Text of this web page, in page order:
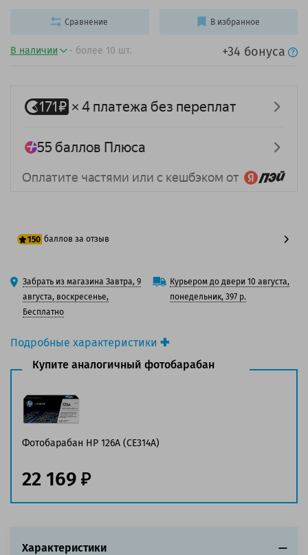
Подробные характеристики
Производитель принтера:HP
Вид товара:Фотобарабан
Оригинальность:
Аналог:HP 126А (CE314A)
Цвет:Голубой / Желтый / Пурпурный / Черный
Ресурс:14 000 страниц формата А4 при 5%
заполнении страницы
Страна:Китай
Совместим с аппаратами
В наличии - более 10 шт. +34 бонуса
150 баллов за отзыв
125 баллов
150 баллов
Забрать из магазина Завтра, 9
августа, воскресенье,
Бесплатно
Курьером до двери 10 августа,
понедельник, 397 р.
Сравнение В избранное
Купите аналогичный фотобарабан
Фотобарабан HP 126А (CE314A)
22 169
Характеристики